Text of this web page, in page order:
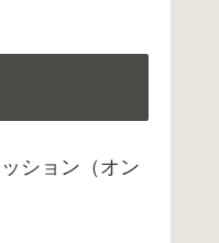
ション（オン